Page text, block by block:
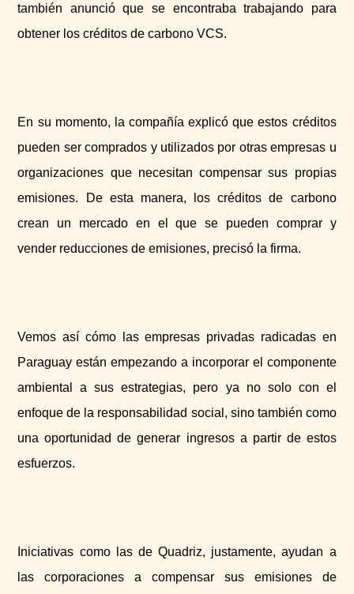
también anunció que se encontraba trabajando para
obtener los créditos de carbono VCS.
En su momento, la compañía explicó que estos créditos
pueden ser comprados y utilizados por otras empresas u
organizaciones que necesitan compensar sus propias
emisiones. De esta manera, los créditos de carbono
crean un mercado en el que se pueden comprar y
vender reducciones de emisiones, precisó la firma.
Vemos así cómo las empresas privadas radicadas en
Paraguay están empezando a incorporar el componente
ambiental a sus estrategias, pero ya no solo con el
enfoque de la responsabilidad social, sino también como
una oportunidad de generar ingresos a partir de estos
esfuerzos.
Iniciativas como las de Quadriz, justamente, ayudan a
las corporaciones a compensar sus emisiones de